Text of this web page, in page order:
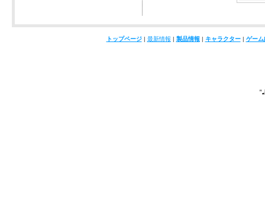
トップページ| 最新情報 | 製品情報| キャラクター| ゲーム